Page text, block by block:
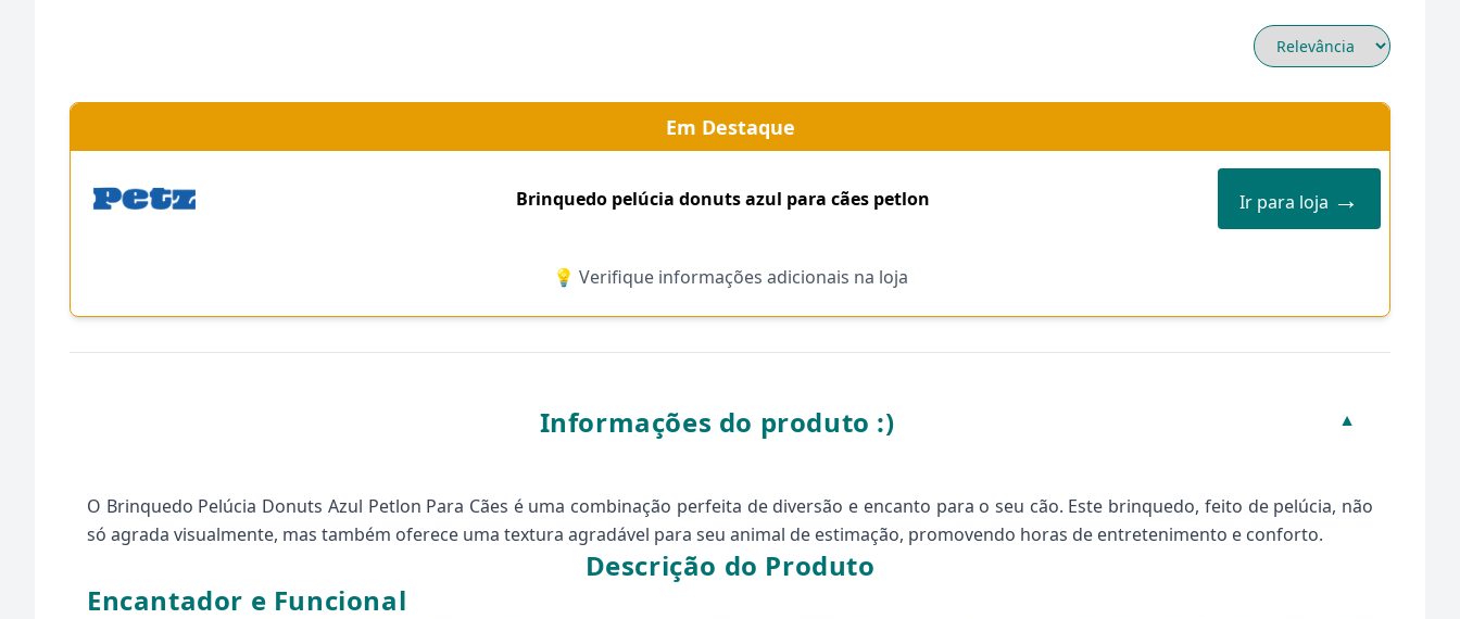
Em Destaque
Brinquedo pelúcia donuts azul para cães petlon Ir para loja →
💡 Verifique informações adicionais na loja
Informações do produto :) ▼
O Brinquedo Pelúcia Donuts Azul Petlon Para Cães é uma combinação perfeita de diversão e encanto para o seu cão. Este brinquedo, feito de pelúcia, não
só agrada visualmente, mas também oferece uma textura agradável para seu animal de estimação, promovendo horas de entretenimento e conforto.
Descrição do Produto
Encantador e Funcional